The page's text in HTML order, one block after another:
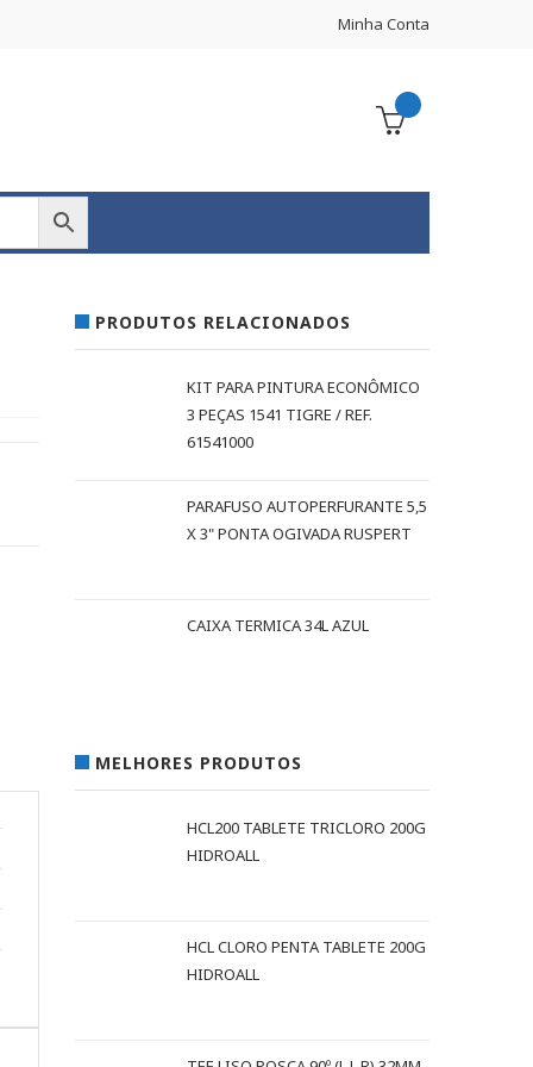
Minha Conta
PRODUTOS RELACIONADOS
KIT PARA PINTURA ECONÔMICO
3 PEÇAS 1541 TIGRE / REF.
61541000
PARAFUSO AUTOPERFURANTE 5,5
X 3" PONTA OGIVADA RUSPERT
CAIXA TERMICA 34L AZUL
MELHORES PRODUTOS
HCL200 TABLETE TRICLORO 200G
HIDROALL
HCL CLORO PENTA TABLETE 200G
HIDROALL